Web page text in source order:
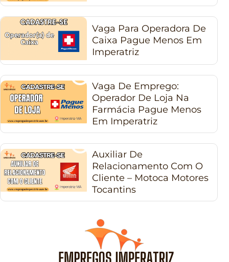
Vaga Para Operadora De
Caixa Pague Menos Em
Imperatriz
Vaga De Emprego:
Operador De Loja Na
Farmácia Pague Menos
Em Imperatriz
Auxiliar De
Relacionamento Com O
Cliente – Motoca Motores
Tocantins